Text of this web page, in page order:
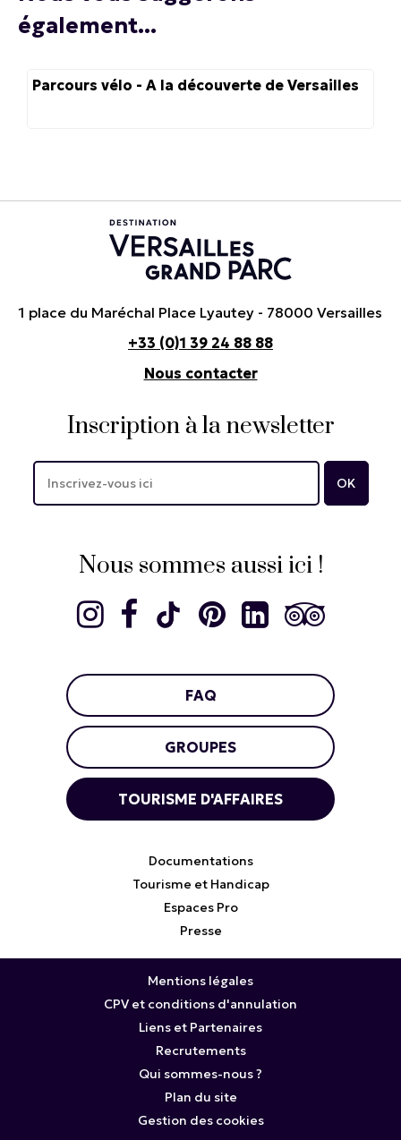
également...
Parcours vélo - A la découverte de Versailles
1 place du Maréchal Place Lyautey - 78000 Versailles
+33 (0)1 39 24 88 88
Nous contacter
Inscription à la newsletter
Nous sommes aussi ici !
FAQ
GROUPES
TOURISME D'AFFAIRES
Documentations
Tourisme et Handicap
Espaces Pro
Presse
Mentions légales
CPV et conditions d'annulation
Liens et Partenaires
Recrutements
Qui sommes-nous ?
Plan du site
Gestion des cookies